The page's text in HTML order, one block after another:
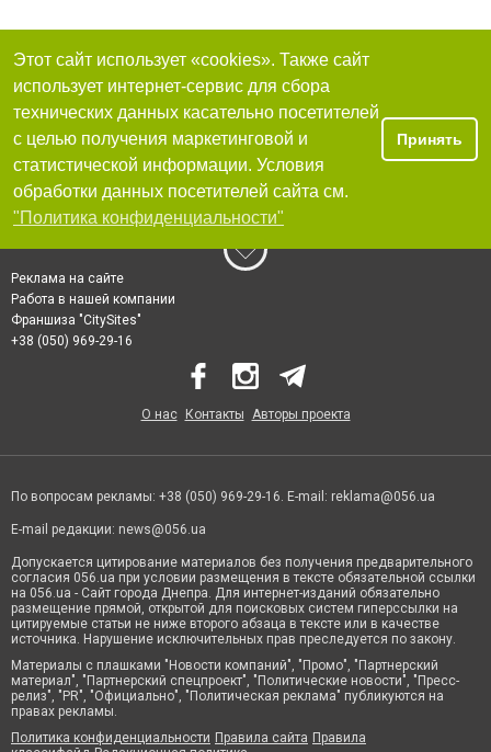
Этот сайт использует «cookies». Также сайт
использует интернет-сервис для сбора
технических данных касательно посетителей
с целью получения маркетинговой и
статистической информации. Условия
обработки данных посетителей сайта см.
"Политика конфиденциальности"
Принять
Реклама на сайте
Работа в нашей компании
Франшиза "CitySites"
+38 (050) 969-29-16
О нас Контакты Авторы проекта
По вопросам рекламы: +38 (050) 969-29-16. E-mail: reklama@056.ua
E-mail редакции: news@056.ua
Допускается цитирование материалов без получения предварительного
согласия 056.ua при условии размещения в тексте обязательной ссылки
на 056.ua - Сайт города Днепра. Для интернет-изданий обязательно
размещение прямой, открытой для поисковых систем гиперссылки на
цитируемые статьи не ниже второго абзаца в тексте или в качестве
источника. Нарушение исключительных прав преследуется по закону.
Материалы с плашками "Новости компаний", "Промо", "Партнерский
материал", "Партнерский спецпроект", "Политические новости", "Пресс-
релиз", "PR", "Официально", "Политическая реклама" публикуются на
правах рекламы.
Политика конфиденциальности Правила сайта Правила